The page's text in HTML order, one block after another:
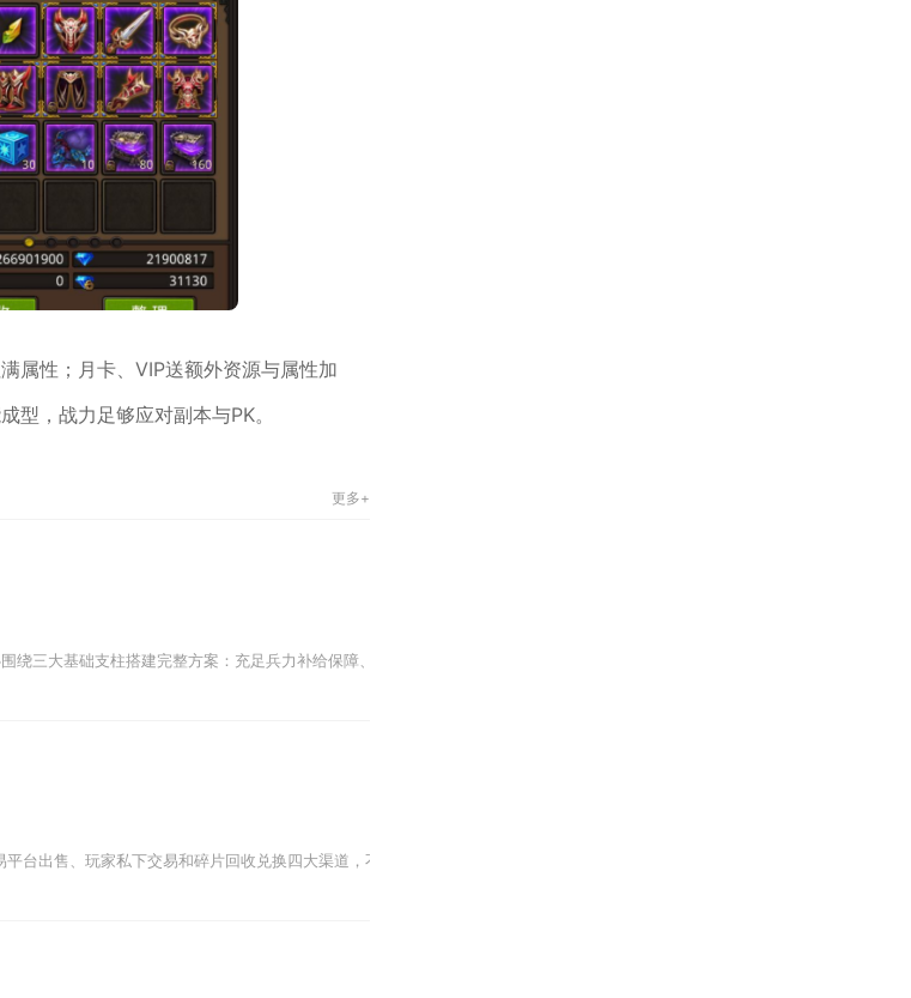
属性；月卡、VIP送额外资源与属性加
型，战力足够应对副本与PK。
更多+
绕三大基础支柱搭建完整方案：充足兵力补给保障、借兵与幻影体系扩容攻城次...
台出售、玩家私下交易和碎片回收兑换四大渠道，不同渠道适配不同需求，可快...